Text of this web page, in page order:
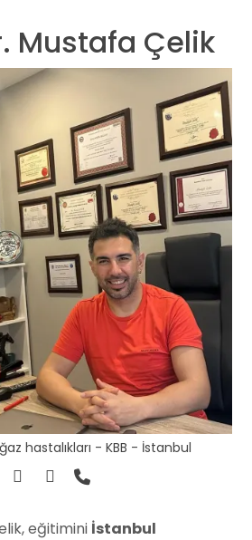
Mustafa Çelik
hastalıkları - KBB - İstanbul
eğitimini İstanbul